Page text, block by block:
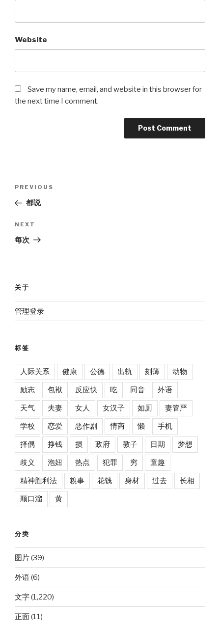
Website
Save my name, email, and website in this browser for
the next time I comment.
Previous
Post
PREVIOUS
都说
Next
Post
NEXT
每次
关于
管理登录
标签
人际关系 健康 公德 出轨 刻薄 动物
励志 包袱 反应快 吃 同音 外语
天气 夫妻 女人 女汉子 如厕 妻管严
学校 恋爱 恶作剧 情商 懒 手机
择偶 挣钱 损 政府 教子 日期 梦想
歧义 泡妞 热点 犯罪 穷 童趣
精神胜利法 糗事 花钱 身材 过去 长相
顺口溜 黄
分类
图片(39)
外语(6)
文字(1,220)
正面(11)